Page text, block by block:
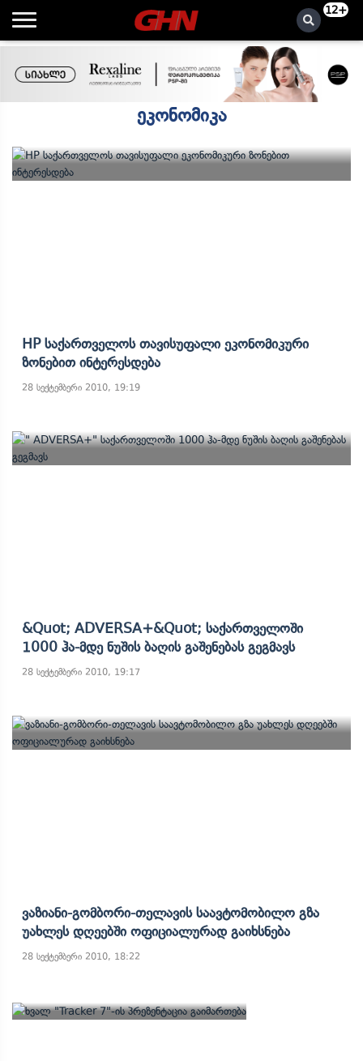
12+
ეკონომიკა
HP Საქართველოს Თავისუფალი Ეკონომიკური
Ზონებით Ინტერესდება
28 სექტემბერი 2010, 19:19
&quot; ADVERSA+&quot; Საქართველოში
1000 Ჰა-Მდე Ნუშის Ბაღის Გაშენებას Გეგმავს
28 სექტემბერი 2010, 19:17
Ვაზიანი-Გომბორი-Თელავის Საავტომობილო Გზა
Უახლეს Დღეებში Ოფიციალურად Გაიხსნება
28 სექტემბერი 2010, 18:22